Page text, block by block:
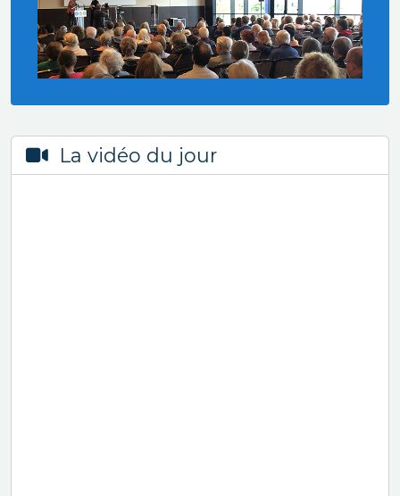
La vidéo du jour